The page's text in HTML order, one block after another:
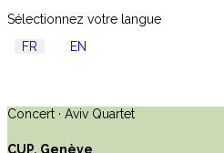
Sélectionnez votre langue
FR
EN
Concert · Aviv Quartet
CUP, Genève